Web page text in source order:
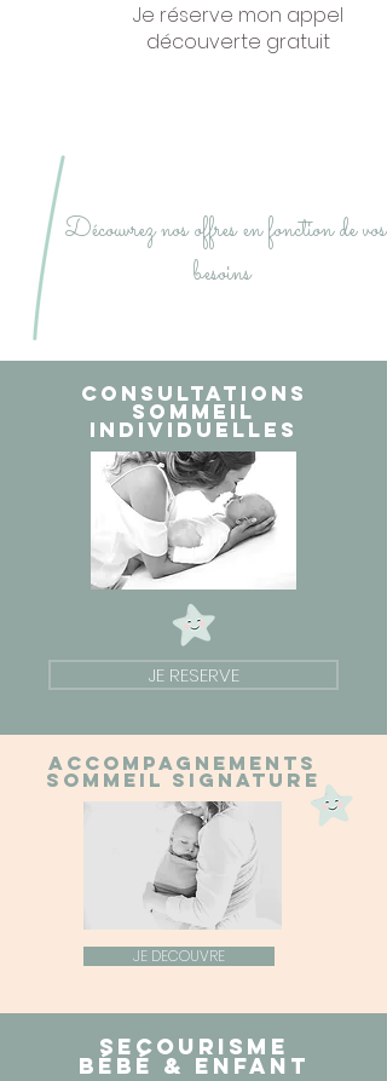
Je réserve mon appel
découverte gratuit
Découvrez nos offres en fonction de vos
besoins
Consultations
SOMMEIL
individuelles
JE RESERVE
ACCOMPAGNEMENTS
SOMMEIL SIGNATURE
JE DECOUVRE
SECOURISME
BÉBÉ & ENFANT